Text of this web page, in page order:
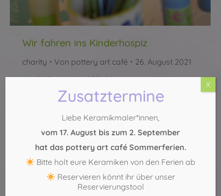
Wir fahren ins Kinderhospiz
charity Von pottery art café 26. August 2021
Am 06. September 2021 fahren wir ins Kinderhospiz
Balthasar, um mit Kindern gemeinsam Keramik zu
gestalten. Viele dieser Kinder können nicht mehr
selbstständig malen, deswegen brauchen wir
Unterstützung vor Ort. Wenn du Lust und Zeit hast,
sind wieder in Köln zwischen 20 und 21…
Zusatztermine
Liebe Keramikmaler*innen,
vom 17. August bis zum 2. September
hat das pottery art café Sommerferien.
Bitte holt eure Keramiken von den Ferien ab
Reservieren könnt ihr über unser
Reservierungstool
X